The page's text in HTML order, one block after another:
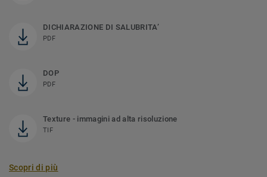
DICHIARAZIONE DI SALUBRITA’
PDF
DOP
PDF
Texture - immagini ad alta risoluzione
TIF
Scopri di più